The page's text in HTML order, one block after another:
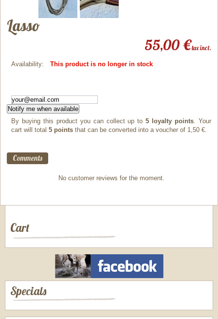
Lasso
55,00 €tax incl.
Availability: This product is no longer in stock
Notify me when available
By buying this product you can collect up to5 loyalty points . Your
cart will total5 points that can be converted into a voucher of 1,50 €
Comments
No customer reviews for the moment.
Cart
Specials